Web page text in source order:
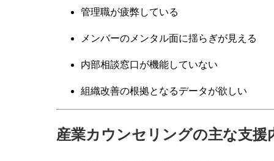
管理職が疲弊している
メンバーのメンタル面に揺らぎが見える
内部相談窓口が機能していない
組織改善の根拠となるデータが欲しい
産業カウンセリングの主な支援